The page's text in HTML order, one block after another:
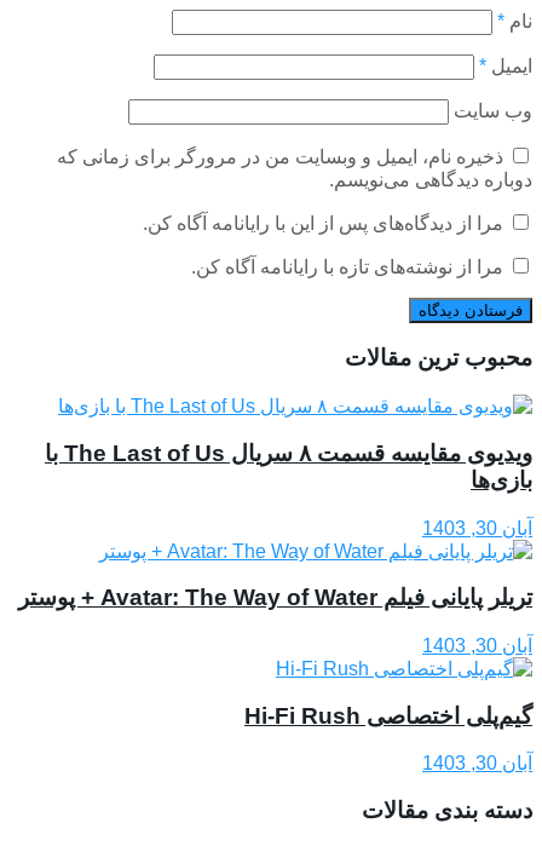
نام *
ایمیل *
وب‌ سایت
ذخیره نام، ایمیل و وبسایت من در مرورگر برای زمانی که
دوباره دیدگاهی می‌نویسم.
مرا از دیدگاه‌های پس از این با رایانامه آگاه کن.
مرا از نوشته‌های تازه با رایانامه آگاه کن.
محبوب ترین مقالات
ویدیوی مقایسه قسمت ۸ سریال The Last of Us با
بازی‌ها
آبان 30, 1403
تریلر پایانی فیلم Avatar: The Way of Water + پوستر
آبان 30, 1403
گیم‌‎پلی اختصاصی Hi-Fi Rush
آبان 30, 1403
دسته بندی مقالات